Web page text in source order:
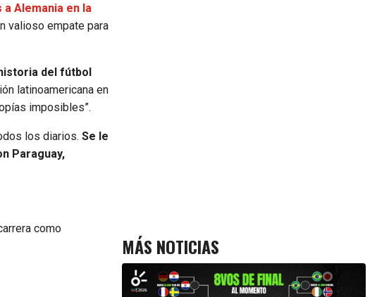
Alemania en la
valioso empate para
del fútbol
latinoamericana en
imposibles”.
los diarios. Se le
Paraguay,
como
MÁS NOTICIAS